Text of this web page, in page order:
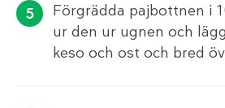
Förgrädda pajbottnen i
ur den ur ugnen och
keso och ost och bred